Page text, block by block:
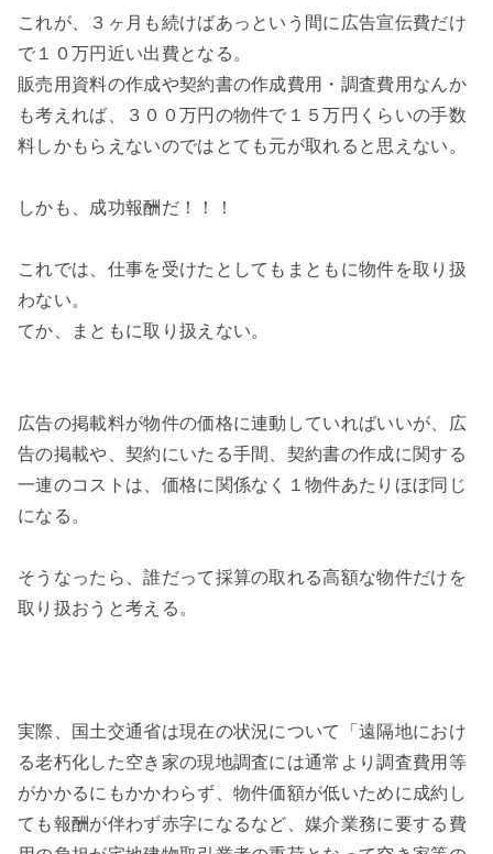
これが、３ヶ月も続けばあっという間に広告宣伝費だけ
で１０万円近い出費となる。
販売用資料の作成や契約書の作成費用・調査費用なんか
も考えれば、３００万円の物件で１５万円くらいの手数
料しかもらえないのではとても元が取れると思えない。
しかも、成功報酬だ！！！
これでは、仕事を受けたとしてもまともに物件を取り扱
わない。
てか、まともに取り扱えない。
広告の掲載料が物件の価格に連動していればいいが、広
告の掲載や、契約にいたる手間、契約書の作成に関する
一連のコストは、価格に関係なく１物件あたりほぼ同じ
になる。
そうなったら、誰だって採算の取れる高額な物件だけを
取り扱おうと考える。
実際、国土交通省は現在の状況について「遠隔地におけ
る老朽化した空き家の現地調査には通常より調査費用等
がかかるにもかかわらず、物件価額が低いために成約し
ても報酬が伴わず赤字になるなど、媒介業務に要する費